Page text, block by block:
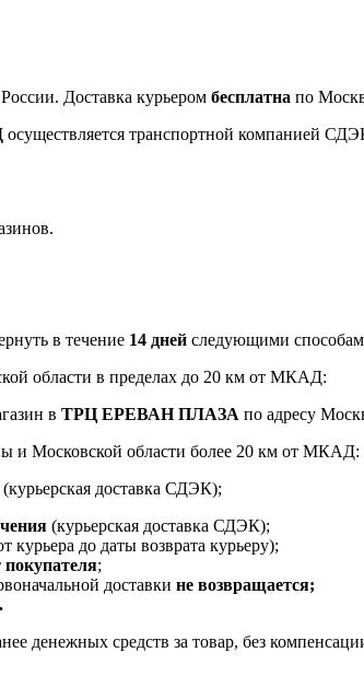
Доставка курьером бесплатна по
осуществляется транспортной компанией
в течение 14 дней следующими
области в пределах до 20 км от МКАД:
в ТРЦ ЕРЕВАН ПЛАЗА по адресу
и Московской области более 20 км от МКАД:
доставка СДЭК);
(курьерская доставка СДЭК);
курьера до даты возврата курьеру);
покупателя;
доставки не возвращается;
денежных средств за товар, без